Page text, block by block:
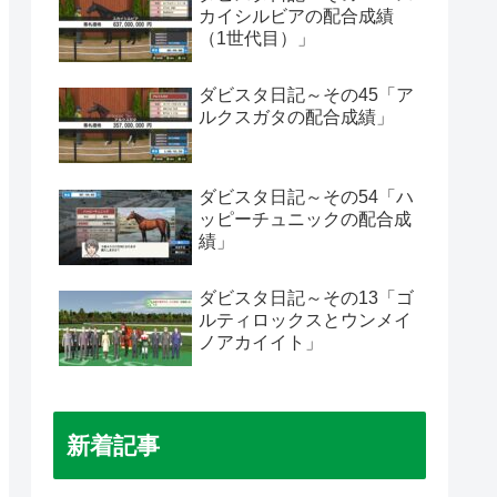
カイシルビアの配合成績
（1世代目）」
ダビスタ日記～その45「ア
ルクスガタの配合成績」
ダビスタ日記～その54「ハ
ッピーチュニックの配合成
績」
ダビスタ日記～その13「ゴ
ルティロックスとウンメイ
ノアカイイト」
新着記事